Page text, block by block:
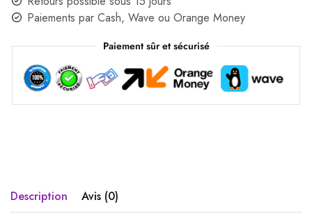
Paiements par Cash, Wave ou Orange Money
Paiement sûr et sécurisé
Description Avis (0)